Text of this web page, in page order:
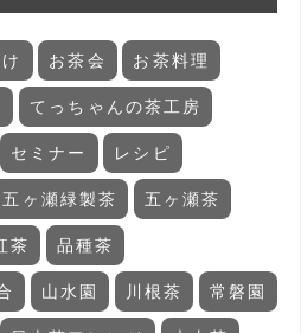
お茶会 お茶料理
てっちゃんの茶工房
セミナー レシピ
五ヶ瀬緑製茶 五ヶ瀬茶
茶 品種茶
山水園 川根茶 常磐園